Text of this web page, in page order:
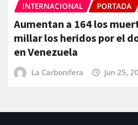
PORTADA SUCESOS
164 los muertos y casi un
por el doble terremoto
Jun 25, 2026